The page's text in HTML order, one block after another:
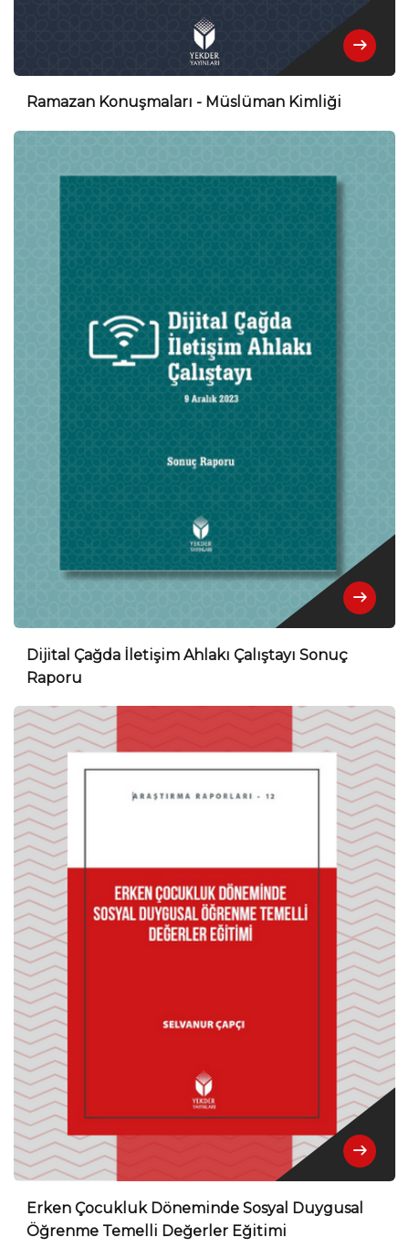
Ramazan Konuşmaları - Müslüman Kimliği
Dijital Çağda İletişim Ahlakı Çalıştayı Sonuç
Raporu
Erken Çocukluk Döneminde Sosyal Duygusal
Öğrenme Temelli Değerler Eğitimi